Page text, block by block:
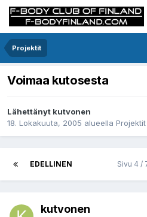
Projektit
Voimaa kutosesta
Lähettänyt kutvonen
18. Lokakuuta, 2005 alueella Projektit
EDELLINEN Sivu 4 /
kutvonen